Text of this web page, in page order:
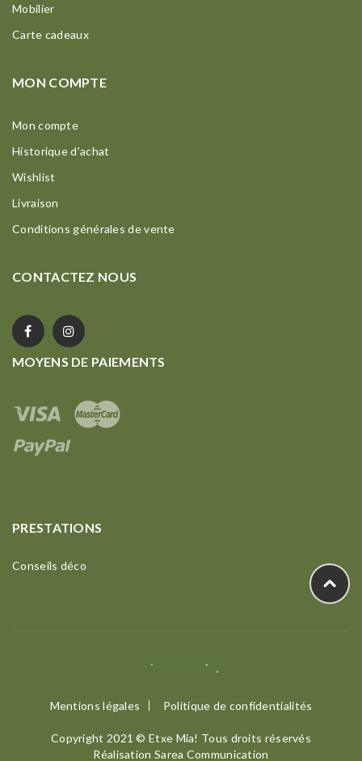
Mobilier
Carte cadeaux
MON COMPTE
Mon compte
Historique d’achat
Wishlist
Livraison
Conditions générales de vente
CONTACTEZ NOUS
MOYENS DE PAIEMENTS
PRESTATIONS
Conseils déco
Mentions légales Politique de confidentialités
Copyright 2021 © Etxe Mia! Tous droits réservés
Réalisation Sarea Communication